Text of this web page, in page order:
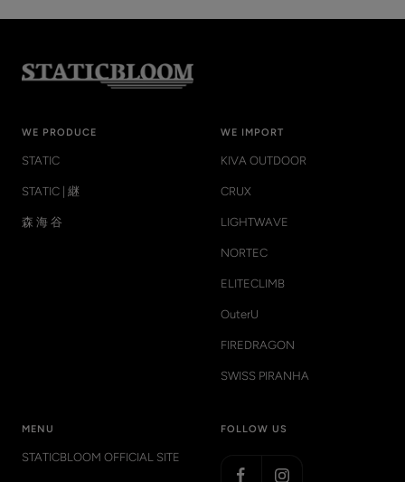
WE PRODUCE
STATIC
STATIC | 継
森 海 谷
WE IMPORT
KIVA OUTDOOR
CRUX
LIGHTWAVE
NORTEC
ELITECLIMB
OuterU
FIREDRAGON
SWISS PIRANHA
MENU
STATICBLOOM OFFICIAL SITE
FOLLOW US